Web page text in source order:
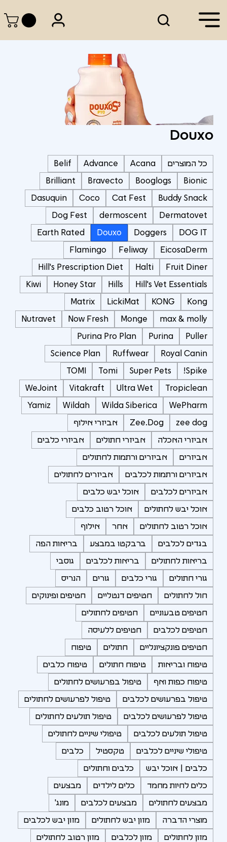
Douxo
כל המוצרים Acana
Advance
Belif
Bionic
Booglogs
Bravecto
Brilliant
Buddy Snack
Cat Fest
Coco
Dasuquin
Dermatovet
dermoscent
Dog Fest
DOG IT
Doggers
Douxo
Earth Rated
EicosaDerm
Feliway
Flamingo
Fruit Diner
Halti
Hill's Prescription Diet
Hill's Vet Essentials
Hills
Honey Star
Kiwi
Kong
KONG
LickiMat
Matrix
max & molly
Monge
Now Fresh
Nutravet
Puller
Purina
Purina Pro Plan
Royal Canin
Ruffwear
Science Plan
Spike!
Super Pets
Tomi
TOMI
Tropiclean
Ultra Wet
Vitakraft
WeJoint
WePharm
Wilda Siberica
Wildah
Yamiz
zee dog
Zee.Dog אביזרי אילוף
אביזרי האכלה אביזרי חתולים אביזרי כלבים
אביזרים אביזרים ורתמות לחתולים
אביזרים ורתמות לכלבים אביזרים לחתולים
אביזרים לכלבים אוכל יבש כלבים
אוכל יבש לחתולים אוכל רטוב כלבים
אוכל רטוב לחתולים אחר אילוף
בגדים לכלבים ברבקטו במבצע בריאות הפה
בריאות לחתולים בריאות לכלבים גוסבי
גורי חתולים גורי כלבים גורים הנריס
חול לחתולים חטיפים דנטליים חטיפים ופינוקים
חטיפים טבעוניים חטיפים לחתולים
חטיפים לכלבים חטיפים ללעיסה
חטיפים פונקציונליים חתולים טיפוח
טיפוח ובריאות טיפוח חתולים טיפוח כלבים
טיפוח כפות ואף טיפול בפרעושים לחתולים
טיפול בפרעושים לכלבים טיפול לפרעושים לחתולים
טיפול לפרעושים לכלבים טיפול תולעים לחתולים
טיפול תולעים לכלבים טיפולי שיניים לחתולים
טיפולי שיניים לכלבים טקסטיל כלבים
כלבים | אוכל יבש כלבים וחתולים
כלים לחיות מחמד כלים לילדים מבצעים
מבצעים לחתולים מבצעים לכלבים מונג'
מוצרי הדברה מזון יבש לחתולים מזון יבש לכלבים
מזון לחתולים מזון לכלבים מזון רטוב לחתולים